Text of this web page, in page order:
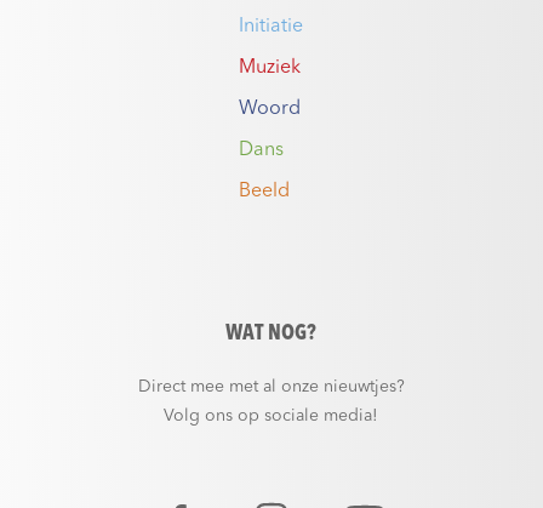
Initiatie
Muziek
Woord
Dans
Beeld
WAT NOG?
Direct mee met al onze nieuwtjes?
Volg ons op sociale media!